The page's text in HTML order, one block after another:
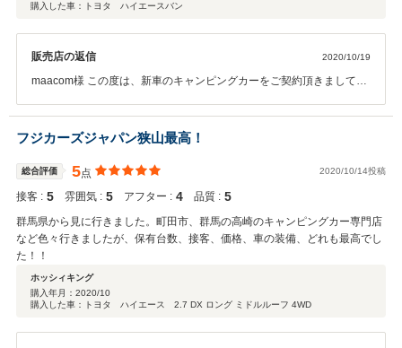
購入した車：トヨタ ハイエースバン
販売店の返信 2020/10/19
maacom様 この度は、新車のキャンピングカーをご契約頂きまして誠
ーやデジタルインナーミラーの不具合で大変ご迷惑お掛けしまして大
変申し訳ございませんでした。 お車をお預かりしまして、作業してお
事が無いように十分に注意をはらい努めさせて頂きます。 大変恐縮で
すが、今後もアフターフォローを行えるように改めますので、引き続
き宜しくお願い致します。
フジカーズジャパン狭山最高！
総合評価 5点 2020/10/14投稿
接客 : 5 雰囲気 : 5 アフター : 4 品質 : 5
群馬県から見に行きました。町田市、群馬の高崎のキャンピングカー専門店
など色々行きましたが、保有台数、接客、価格、車の装備、どれも最高でし
た！！
ホッシィキング
購入年月： 2020/10
購入した車：トヨタ ハイエース 2.7 DX ロング ミドルルーフ 4WD